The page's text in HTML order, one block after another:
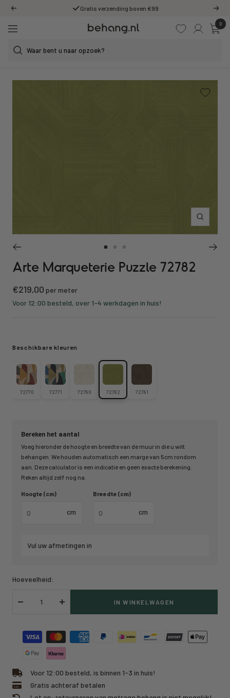
naar
content
Vorige Gratis verzending boven €99
0
Behang.nl
Navigatie
Inzoomen
naarnaarnaar
Arte Marqueterie Puzzle 72782
Kortings
prijs
€219,00 per meter
Voor 12:00 besteld, over 1-4 werkdagen in huis!
Bereken het aantal
Voeg hieronder de hoogte en breedte van de muur in die u wilt
behangen. We houden automatisch een marge van 5cm rondom
aan. Deze calculator is een indicatie en geen exacte berekening.
Reken altijd zelf nog na.
Hoogte (cm)
cm
Breedte (cm)
cm
Vul uw afmetingen in
Beschikbare kleuren
72770 72771 72780 72782 72781
Hoeveelheid:
Verlaag
Verhoog
IN WINKELWAGEN
Voor 12:00 besteld, is binnen 1-3 in huis!
Gratis achteraf betalen